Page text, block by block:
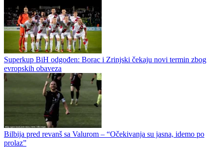
Zrinjski ispao od Islanđana, Bilbija u 89. minutu promašio penal
Fudbaleri Zrinjskog završili su nastup u Ligi konferencija nakon što
su u revanš utakmici drugog pretkola protiv Valura iz Islanda
odigrali 2:2. Islandski predstavnik prošao je dalje ukupnim...
Dogovorio sa Borcem, završio u Zrinjskom